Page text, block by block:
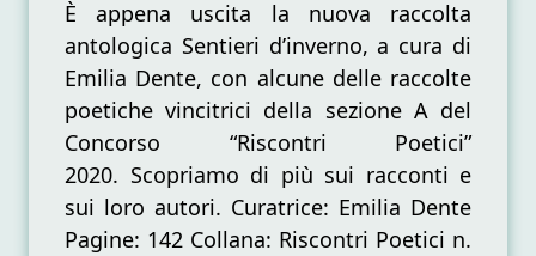
È appena uscita la nuova raccolta
antologica Sentieri d’inverno, a cura di
Emilia Dente, con alcune delle raccolte
poetiche vincitrici della sezione A del
Concorso “Riscontri Poetici”
2020. Scopriamo di più sui racconti e
sui loro autori. Curatrice: Emilia Dente
Pagine: 142 Collana: Riscontri Poetici n.